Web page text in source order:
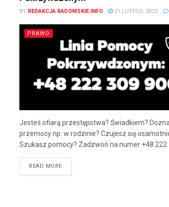
BY REDAKCJA RADOMSKIE.INFO 21 LUTEGO, 2022
PRAWO
Jesteś ofiarą przestępstwa? Świadkiem?
przemocy np. w rodzinie? Czujesz się
Szukasz pomocy? Zadzwoń na numer +48 222
READ MORE